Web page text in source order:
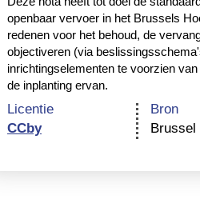
openbaar vervoer in het Brussels
redenen voor het behoud, de
objectiveren (via
inrichtingselementen te voorzien van
inplanting ervan.
Licentie
CCby
Bron